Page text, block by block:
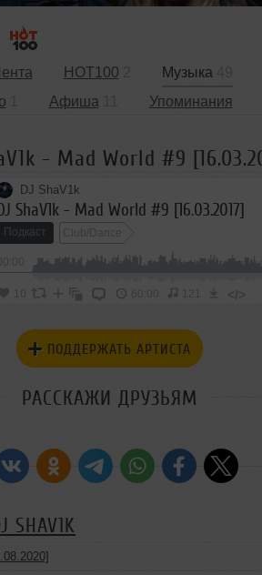
HOT100 Музыка
Афиша Упоминания
- Mad World #9
DJ ShaV1k
DJ ShaV1k - Mad World #9 [16.03.2017]
Подкаст Club/Dance
60:00 121 </>
ПОДДЕРЖАТЬ АРТИСТА
РАССКАЖИ ДРУЗЬЯМ
SHAV1K